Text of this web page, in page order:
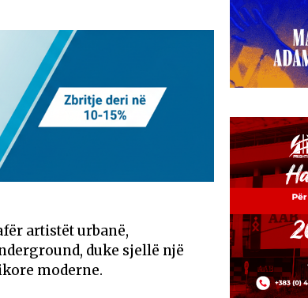
artistët urbanë,
duke sjellë një
moderne.